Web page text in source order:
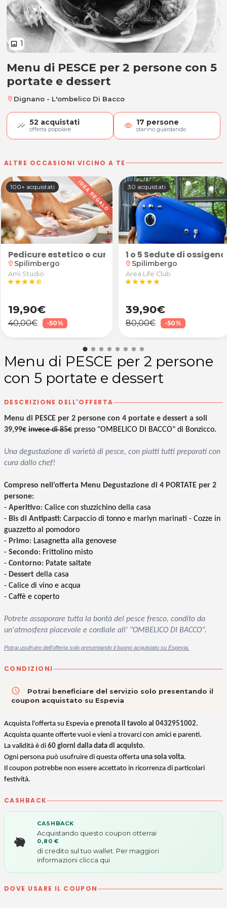
image 1
Menu di PESCE per 2 persone
Menu di PESCE per 2 persone con 5
portate e dessert
location_on Dignano - L'ombelico Di Bacco
52 acquistati
offerta popolare visibility 17 persone
stanno guardando
ALTRE OCCASIONI VICINO A TE
100+ acquistati
Pedicure estetico o curativo
location_on Spilimbergo
Ami Studio
starstarstarstarstar_half
19,90€
40,00€ -50%
30 acquistati
1 o 5 Sedute di
location_on Spilimbergo
Area Life Club
starstarstarstarstar
39,90€
80,00€ -50%
Menu di PESCE per 2 persone
con 5 portate e dessert
DESCRIZIONE DELL'OFFERTA
Menu di PESCE per 2 persone con 4 portate e dessert a soli
39,99€ invece di 85€ presso "OMBELICO DI BACCO" di Bonzicco.
Una degustazione di varietà di pesce, con piatti tutti preparati con
cura dallo chef!
Compreso nell'offerta Menu Degustazione di 4 PORTATE per 2
persone:
- Aperitivo: Calice con stuzzichino della casa
- Bis di Antipasti: Carpaccio di tonno e marlyn marinati - Cozze in
guazzetto al pomodoro
- Primo: Lasagnetta alla genovese
- Secondo: Frittolino misto
- Contorno: Patate saltate
- Dessert della casa
- Calice di vino e acqua
- Caffè e coperto
Potrete assaporare tutta la bontà del pesce fresco, condito da
un'atmosfera piacevole e cordiale all' "OMBELICO DI BACCO".
Potrai usufruire dell'offerta solo presentando il buono acquistato su Espevia.
CONDIZIONI
access_time
Potrai beneficiare del servizio solo presentando il
coupon acquistato su Espevia
Acquista l'offerta su Espevia e prenota il tavolo al 0432951002.
Acquista quante offerte vuoi e vieni a trovarci con amici e parenti.
La validità è di 60 giorni dalla data di acquisto.
Ogni persona può usufruire di questa offerta una sola volta.
Il coupon potrebbe non essere accettato in ricorrenza di particolari
festività.
CASHBACK
CASHBACK
Acquistando questo coupon otterrai
0,80 €
di credito sul tuo wallet. Per maggiori
informazioni clicca qui
DOVE USARE IL COUPON